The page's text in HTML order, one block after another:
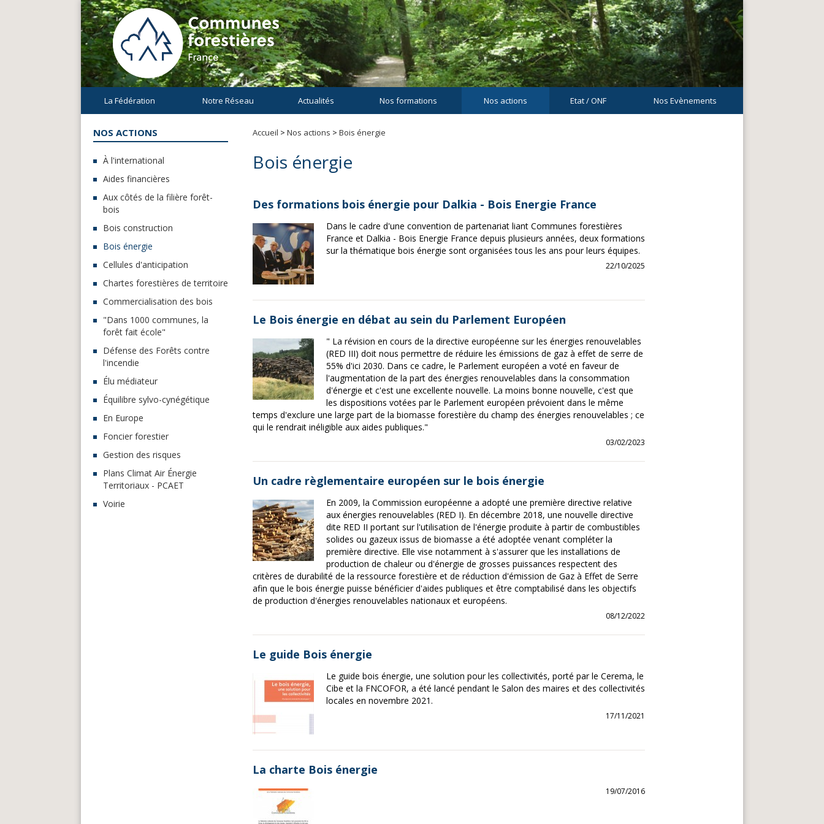
La Fédération Notre Réseau Actualités Nos formations Nos actions Etat / ONF Nos Evènements
NOS ACTIONS
À l'international
Aides financières
Aux côtés de la filière forêt-
bois
Bois construction
Bois énergie
Cellules d'anticipation
Chartes forestières de territoire
Commercialisation des bois
"Dans 1000 communes, la
forêt fait école"
Défense des Forêts contre
l'incendie
Élu médiateur
Équilibre sylvo-cynégétique
En Europe
Foncier forestier
Gestion des risques
Plans Climat Air Énergie
Territoriaux - PCAET
Voirie
Accueil > Nos actions > Bois énergie
Bois énergie
Des formations bois énergie pour Dalkia - Bois Energie France
Dans le cadre d'une convention de partenariat liant Communes forestières
France et Dalkia - Bois Energie France depuis plusieurs années, deux formations
sur la thématique bois énergie sont organisées tous les ans pour leurs équipes.
22/10/2025
Le Bois énergie en débat au sein du Parlement Européen
" La révision en cours de la directive européenne sur les énergies renouvelables
(RED III) doit nous permettre de réduire les émissions de gaz à effet de serre de
55% d'ici 2030. Dans ce cadre, le Parlement européen a voté en faveur de
l'augmentation de la part des énergies renouvelables dans la consommation
d'énergie et c'est une excellente nouvelle. La moins bonne nouvelle, c'est que
les dispositions votées par le Parlement européen prévoient dans le même
temps d'exclure une large part de la biomasse forestière du champ des énergies renouvelables ; ce
qui le rendrait inéligible aux aides publiques."
03/02/2023
Un cadre règlementaire européen sur le bois énergie
En 2009, la Commission européenne a adopté une première directive relative
aux énergies renouvelables (RED I). En décembre 2018, une nouvelle directive
dite RED II portant sur l'utilisation de l'énergie produite à partir de combustibles
solides ou gazeux issus de biomasse a été adoptée venant compléter la
première directive. Elle vise notamment à s'assurer que les installations de
production de chaleur ou d'énergie de grosses puissances respectent des
critères de durabilité de la ressource forestière et de réduction d'émission de Gaz à Effet de Serre
afin que le bois énergie puisse bénéficier d'aides publiques et être comptabilisé dans les objectifs
de production d'énergies renouvelables nationaux et européens.
08/12/2022
Le guide Bois énergie
Le guide bois énergie, une solution pour les collectivités, porté par le Cerema, le
Cibe et la FNCOFOR, a été lancé pendant le Salon des maires et des collectivités
locales en novembre 2021.
17/11/2021
La charte Bois énergie
19/07/2016